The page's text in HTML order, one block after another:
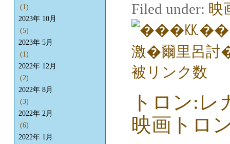
Filed under: 映
トロン:レ
映画トロ
(1)
2023年 10月
(5)
2023年 5月
(1)
2022年 12月
(2)
2022年 8月
(3)
2022年 2月
(6)
2022年 1月